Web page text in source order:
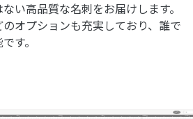
い高品質な名刺をお届けします。
オプションも充実しており、誰で
す。